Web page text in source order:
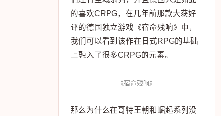
的喜欢CRPG，在几年前那款大获好
评的德国独立游戏《宿命残响》中，
我们可以看到该作在日式RPG的基础
上融入了很多CRPG的元素。
《宿命残响》
那么为什么在哥特王朝和崛起系列没